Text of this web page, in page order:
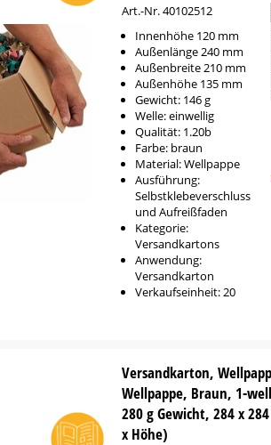
Art.-Nr. 40102512
Innenhöhe 120 mm
Außenlänge 240 mm
Außenbreite 210 mm
Außenhöhe 135 mm
Gewicht: 146 g
Welle: einwellig
Qualität: 1.20b
Farbe: braun
Material: Wellpappe
Ausführung:
Selbstklebeverschluss
und Aufreißfaden
Kategorie:
Versandkartons
Anwendung:
Versandkarton
Verkaufseinheit: 20
Versandkarton,
Wellpappe, Braun, 1-
280 g Gewicht, 284 x
x Höhe)